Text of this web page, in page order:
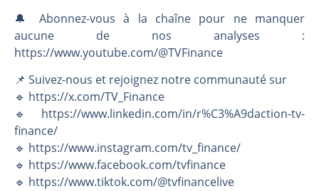
🔔 Abonnez-vous à la chaîne pour ne manquer
aucune de nos analyses :
https://www.youtube.com/@TVFinance
📌 Suivez-nous et rejoignez notre communauté sur
🔹 https://x.com/TV_Finance
🔹 https://www.linkedin.com/in/r%C3%A9daction-tv-
finance/
🔹 https://www.instagram.com/tv_finance/
🔹 https://www.facebook.com/tvfinance
🔹 https://www.tiktok.com/@tvfinancelive